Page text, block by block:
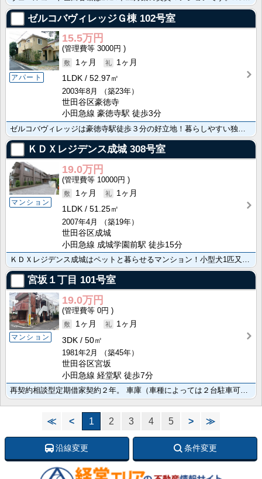
ゼルコバヴィレッジＧ棟 102号室
アパート
15.5万円
3000円
1ヶ月
1ヶ月
1LDK
52.97㎡
2003年8月
（築23年）
世田谷区豪徳寺
小田急線 豪徳寺駅 徒歩3分
ＫＤＸレジデンス成城 308号室
マンション
19.0万円
10000円
1ヶ月
1ヶ月
1LDK
51.25㎡
2007年4月
（築19年）
世田谷区成城
小田急線 成城学園前駅 徒歩15分
ＫＤＸレジデンス成城はペットと暮らせるマンション！小型犬1匹又は猫一匹迄(敷金1ヶ月増額）ＬＤＫゆと･･･
宮坂１丁目 101号室
マンション
19.0万円
0円
1ヶ月
1ヶ月
3DK
50㎡
1981年2月
（築45年）
世田谷区宮坂
小田急線 経堂駅 徒歩7分
再契約相談型定期借家契約２年。 車庫（車種によっては２台駐車可能）あり。大型バイクや自転車も停められ･･･
≪ < 1 2 3 4 5 > ≫
沿線変更 条件変更